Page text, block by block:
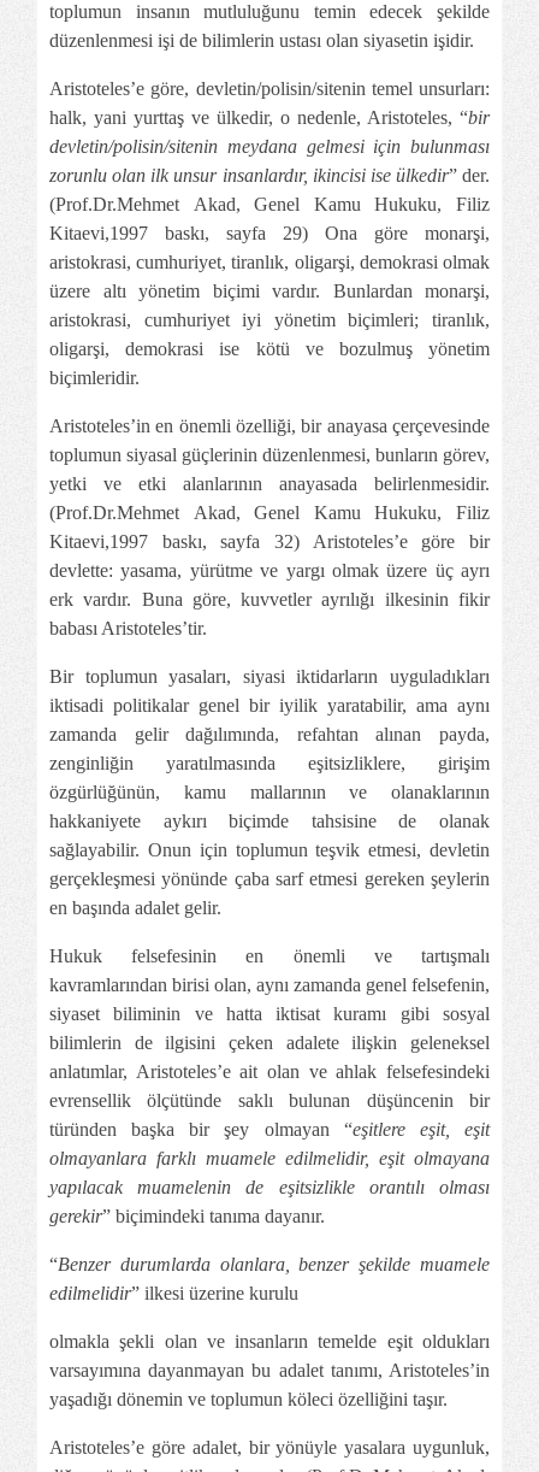
toplumun insanın mutluluğunu temin edecek şekilde
düzenlenmesi işi de bilimlerin ustası olan siyasetin işidir.
Aristoteles’e göre, devletin/polisin/sitenin temel unsurları:
halk, yani yurttaş ve ülkedir, o nedenle, Aristoteles, “bir
devletin/polisin/sitenin meydana gelmesi için bulunması
zorunlu olan ilk unsur insanlardır, ikincisi ise ülkedir” der.
(Prof.Dr.Mehmet Akad, Genel Kamu Hukuku, Filiz
Kitaevi,1997 baskı, sayfa 29) Ona göre monarşi,
aristokrasi, cumhuriyet, tiranlık, oligarşi, demokrasi olmak
üzere altı yönetim biçimi vardır. Bunlardan monarşi,
aristokrasi, cumhuriyet iyi yönetim biçimleri; tiranlık,
oligarşi, demokrasi ise kötü ve bozulmuş yönetim
biçimleridir.
Aristoteles’in en önemli özelliği, bir anayasa çerçevesinde
toplumun siyasal güçlerinin düzenlenmesi, bunların görev,
yetki ve etki alanlarının anayasada belirlenmesidir.
(Prof.Dr.Mehmet Akad, Genel Kamu Hukuku, Filiz
Kitaevi,1997 baskı, sayfa 32) Aristoteles’e göre bir
devlette: yasama, yürütme ve yargı olmak üzere üç ayrı
erk vardır. Buna göre, kuvvetler ayrılığı ilkesinin fikir
babası Aristoteles’tir.
Bir toplumun yasaları, siyasi iktidarların uyguladıkları
iktisadi politikalar genel bir iyilik yaratabilir, ama aynı
zamanda gelir dağılımında, refahtan alınan payda,
zenginliğin yaratılmasında eşitsizliklere, girişim
özgürlüğünün, kamu mallarının ve olanaklarının
hakkaniyete aykırı biçimde tahsisine de olanak
sağlayabilir. Onun için toplumun teşvik etmesi, devletin
gerçekleşmesi yönünde çaba sarf etmesi gereken şeylerin
en başında adalet gelir.
Hukuk felsefesinin en önemli ve tartışmalı
kavramlarından birisi olan, aynı zamanda genel felsefenin,
siyaset biliminin ve hatta iktisat kuramı gibi sosyal
bilimlerin de ilgisini çeken adalete ilişkin geleneksel
anlatımlar, Aristoteles’e ait olan ve ahlak felsefesindeki
evrensellik ölçütünde saklı bulunan düşüncenin bir
türünden başka bir şey olmayan “eşitlere eşit, eşit
olmayanlara farklı muamele edilmelidir, eşit olmayana
yapılacak muamelenin de eşitsizlikle orantılı olması
gerekir” biçimindeki tanıma dayanır.
“Benzer durumlarda olanlara, benzer şekilde muamele
edilmelidir” ilkesi üzerine kurulu
olmakla şekli olan ve insanların temelde eşit oldukları
varsayımına dayanmayan bu adalet tanımı, Aristoteles’in
yaşadığı dönemin ve toplumun köleci özelliğini taşır.
Aristoteles’e göre adalet, bir yönüyle yasalara uygunluk,